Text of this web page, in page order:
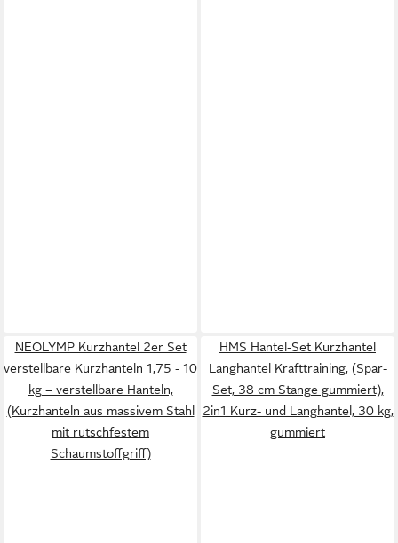
NEOLYMP Kurzhantel 2er Set
verstellbare Kurzhanteln 1,75 - 10
kg – verstellbare Hanteln,
(Kurzhanteln aus massivem Stahl
mit rutschfestem
Schaumstoffgriff)
HMS Hantel-Set Kurzhantel
Langhantel Krafttraining, (Spar-
Set, 38 cm Stange gummiert),
2in1 Kurz- und Langhantel, 30 kg,
gummiert